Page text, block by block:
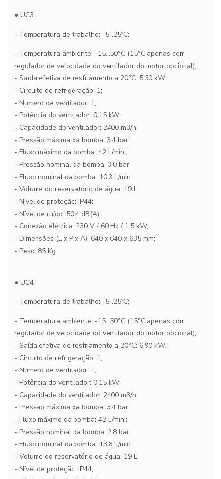
● UC3
- Temperatura de trabalho: -5...25ºC;
- Temperatura ambiente: -15...50°C (15°C apenas com
regulador de velocidade do ventilador do motor opcional);
- Saída efetiva de resfriamento a 20°C: 5.50 kW;
- Circuito de refrigeração: 1;
- Numero de ventilador: 1;
- Potência do ventilador: 0.15 kW;
- Capacidade do ventilador: 2400 m3/h,
- Pressão máxima da bomba: 3.4 bar;
- Fluxo máximo da bomba: 42 L/min.;
- Pressão nominal da bomba: 3.0 bar;
- Fluxo nominal da bomba: 10.3 L/min.;
- Volume do reservatório de água: 19 L;
- Nível de proteção: IP44;
- Nível de ruído: 50.4 dB(A);
- Conexão elétrica: 230 V / 60 Hz / 1.5 kW;
- Dimensões (L x P x A): 640 x 640 x 635 mm;
- Peso: 85 Kg.
● UC4
- Temperatura de trabalho: -5...25ºC;
- Temperatura ambiente: -15...50°C (15°C apenas com
regulador de velocidade do ventilador do motor opcional);
- Saída efetiva de resfriamento a 20°C: 6.90 kW;
- Circuito de refrigeração: 1;
- Numero de ventilador: 1;
- Potência do ventilador: 0.15 kW;
- Capacidade do ventilador: 2400 m3/h,
- Pressão máxima da bomba: 3.4 bar;
- Fluxo máximo da bomba: 42 L/min.;
- Pressão nominal da bomba: 2.8 bar;
- Fluxo nominal da bomba: 13.8 L/min.;
- Volume do reservatório de água: 19 L;
- Nível de proteção: IP44;